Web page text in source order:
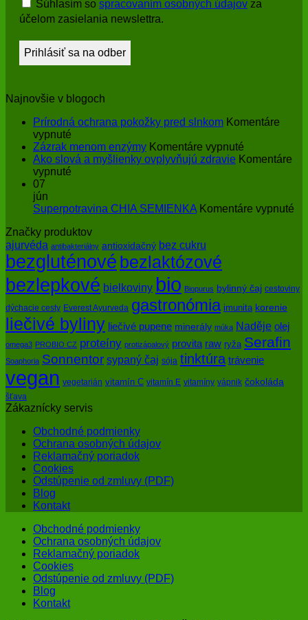
Súhlasím so spracovaním osobných údajov za
účelom zasielania newslettra.
Najnovšie v blogoch
Prírodná ochrana pokožky pred slnkom Komentáre
vypnuté
Prírodná
ochrana
Zázrak menom enzýmy Komentáre vypnuté
Zázrak
Ako slová a myšlienky ovplyvňujú zdravie Komentáre
vypnuté
a
ovplyvňujú
zdravie
07
jún
Superpotravina CHIA SEMIENKA Komentáre vypnuté
Značky produktov
ajurvéda antibakteriálny antioxidačný bez cukru
bezgluténové bezlaktózové
bezlepkové bielkoviny bio Biopurus bylinný čaj cestoviny
dýchacie cesty Everest Ayurveda gastronómia imunita korenie
liečivé byliny liečivé pupene minerály múka Naděje olej
omega3 PROBIO CZ proteíny protizápalový provita raw ryža Serafin
Soaphoria Sonnentor sypaný čaj sója tinktúra trávenie
vegan vegetarián vitamín C vitamín E vitamíny vápnik čokoláda
šťava
Zákaznícky servis
Obchodné podmienky
Ochrana osobných údajov
Reklamačný poriadok
Cookies
Odstúpenie od zmluvy (PDF)
Blog
Kontakt
Obchodné podmienky
Ochrana osobných údajov
Reklamačný poriadok
Cookies
Odstúpenie od zmluvy (PDF)
Blog
Kontakt